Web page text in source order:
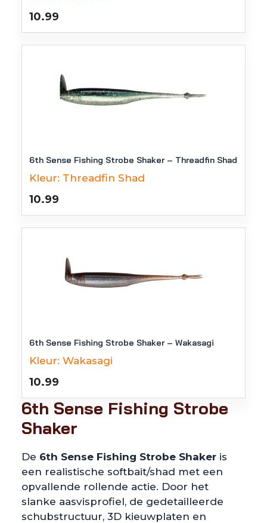
10.99
6th Sense Fishing Strobe Shaker – Threadfin Shad
Kleur: Threadfin Shad
10.99
6th Sense Fishing Strobe Shaker – Wakasagi
Kleur: Wakasagi
10.99
6th Sense Fishing Strobe
Shaker
De 6th Sense Fishing Strobe Shaker is
een realistische softbait/shad met een
opvallende rollende actie. Door het
slanke aasvisprofiel, de gedetailleerde
schubstructuur, 3D kieuwplaten en